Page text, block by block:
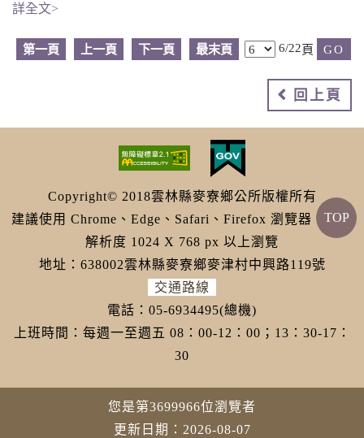
詳全文>
第一頁 上一頁 下一頁 最末頁 6/22頁
回上頁
Copyright© 2018雲林縣麥寮鄉公所版權所有
建議使用 Chrome、Edge、Safari、Firefox 瀏覽器，螢幕
解析度 1024 X 768 px 以上瀏覽
地址：638002雲林縣麥寮鄉麥津村中興路119號
交通路線
電話：05-6934495(總機)
上班時間：每週一至週五 08：00-12：00；13：30-17：
30
您是第3699966位瀏覽者
更新日期：2026-08-07
TOP